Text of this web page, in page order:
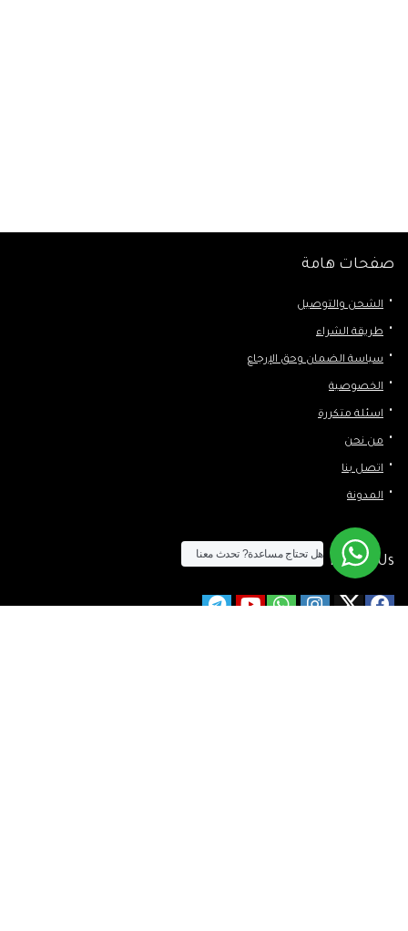
صفحات هامة
الشحن والتوصيل
طريقة الشراء
سياسة الضمان وحق الإرجاع
الخصوصية
اسئلة متكررة
من نحن
اتصل بنا
المدونة
Follow Us
هل تحتاج مساعدة? تحدث معنا